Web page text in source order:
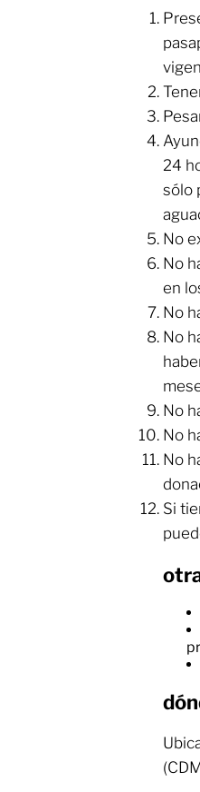
24
sólo
No
No
en
No
No
No
No
No
Si